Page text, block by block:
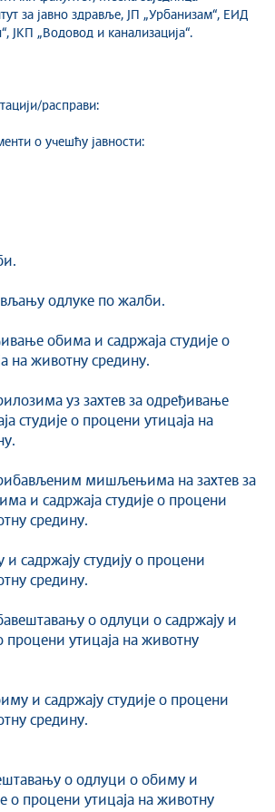
за јавно здравље, ЈП „Урбанизам“, ЕИД
ЈКП „Водовод и канализација“.
расправи:
о учешћу јавности:
одлуке по жалби.
обима и садржаја студије о
на животну средину.
уз захтев за одређивање
студије о процени утицаја на
мишљењима на захтев за
и садржаја студије о процени
средину.
садржају студију о процени
средину.
о одлуци о садржају и
процени утицаја на животну
и садржају студије о процени
средину.
о одлуци о обиму и
о процени утицаја на животну